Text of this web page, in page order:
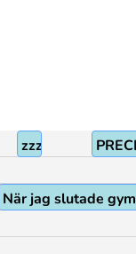
zzz@z
När jag slutade